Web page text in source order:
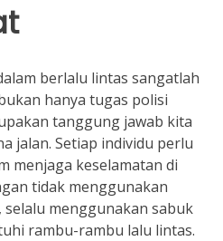
berlalu lintas sangatlah
hanya tugas polisi
tanggung jawab kita
jalan. Setiap individu perlu
menjaga keselamatan di
tidak menggunakan
menggunakan sabuk
rambu-rambu lalu lintas.